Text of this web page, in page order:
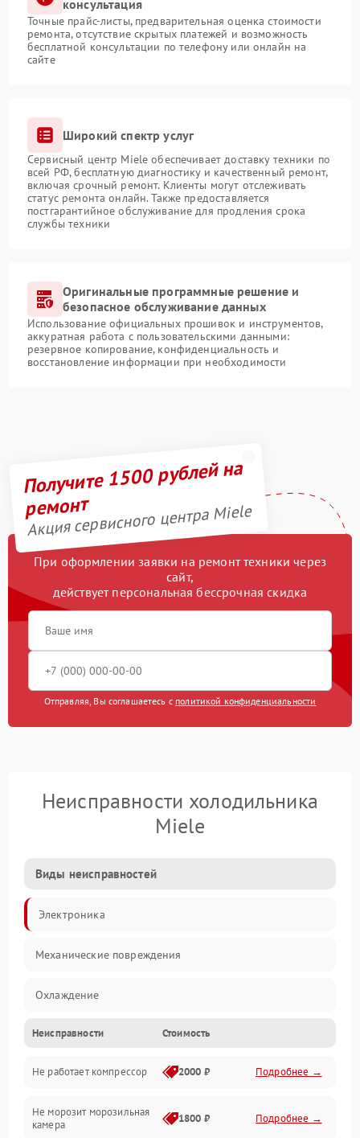
консультация
Точные прайс-листы, предварительная оценка стоимости
ремонта, отсутствие скрытых платежей и возможность
бесплатной консультации по телефону или онлайн на
сайте
Широкий спектр услуг
Сервисный центр Miele обеспечивает доставку техники по
всей РФ, бесплатную диагностику и качественный ремонт,
включая срочный ремонт. Клиенты могут отслеживать
статус ремонта онлайн. Также предоставляется
постгарантийное обслуживание для продления срока
службы техники
Оригинальные программные решение и
безопасное обслуживание данных
Использование официальных прошивок и инструментов,
аккуратная работа с пользовательскими данными:
резервное копирование, конфиденциальность и
восстановление информации при необходимости
Получите 1500 рублей на
ремонт
Акция сервисного центра Miele
При оформлении заявки на ремонт техники через
сайт,
действует персональная бессрочная скидка
Отправляя, Вы соглашаетесь с политикой конфиденциальности
Неисправности холодильника
Miele
Виды неисправностей
Электроника
Механические повреждения
Охлаждение
Механика
Электропитание
Дренаж
Неисправности Стоимость
Не работает компрессор 2000 ₽ Подробнее →
Не морозит морозильная
камера
1800 ₽ Подробнее →